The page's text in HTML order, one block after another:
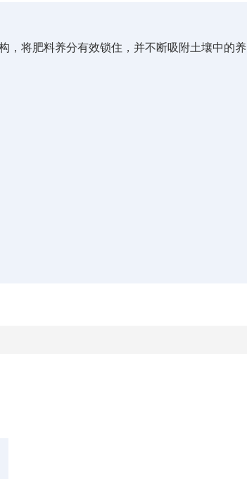
，将肥料养分有效锁住，并不断吸附土壤中的养